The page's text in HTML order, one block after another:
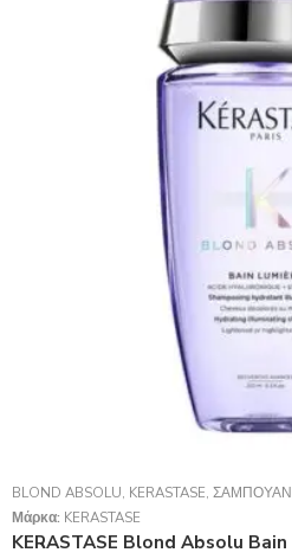
BLOND ABSOLU, KERASTASE, ΣΑΜΠΟΥΆΝ
Μάρκα: KERASTASE